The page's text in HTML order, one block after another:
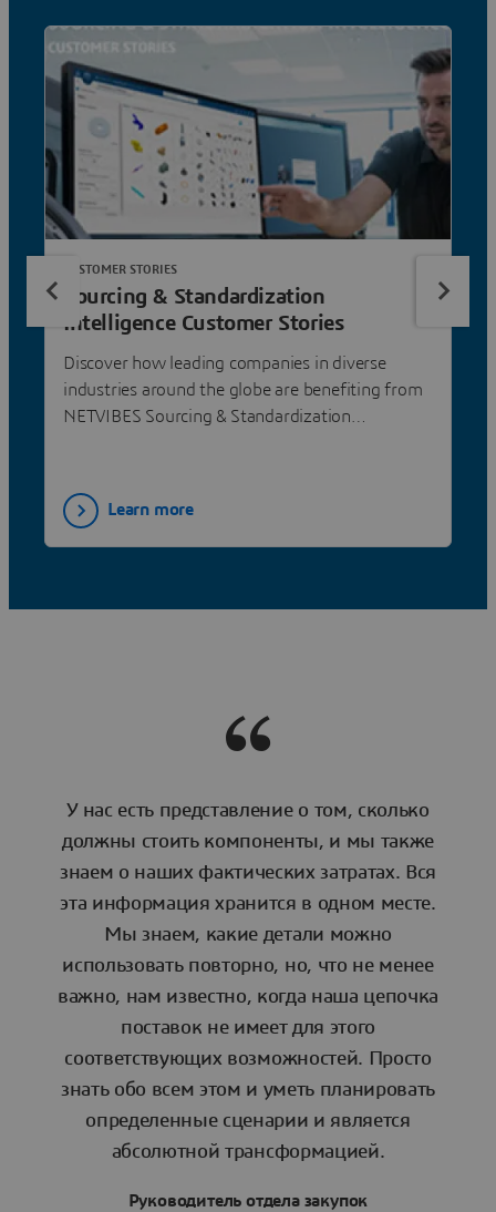
Sourcing & Standardization
Intelligence Customer Stories
Discover how leading companies in diverse
industries around the globe are benefiting from
NETVIBES Sourcing & Standardization
CUSTOMER STORIES
Learn more
У нас есть представление о том, сколько
должны стоить компоненты, и мы также
знаем о наших фактических затратах. Вся
эта информация хранится в одном месте.
Мы знаем, какие детали можно
использовать повторно, но, что не менее
важно, нам известно, когда наша цепочка
поставок не имеет для этого
соответствующих возможностей. Просто
знать обо всем этом и уметь планировать
определенные сценарии и является
абсолютной трансформацией.
Руководитель отдела закупок